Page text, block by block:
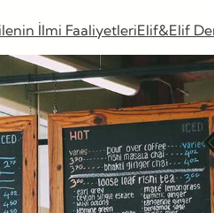
İlmi FaaliyetleriElif&Elif